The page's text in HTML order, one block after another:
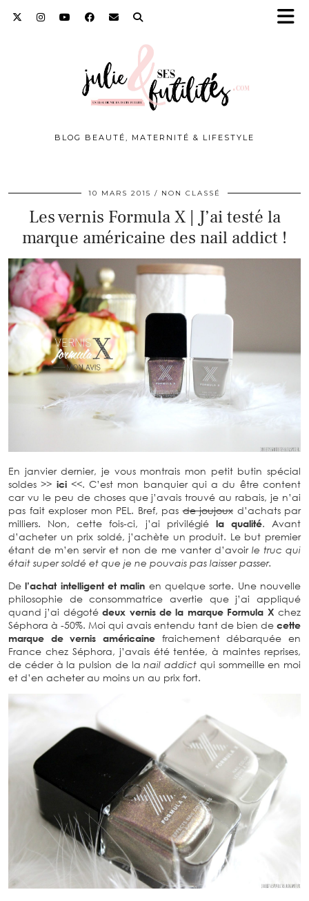
BLOG BEAUTÉ, MATERNITÉ & LIFESTYLE
10 MARS 2015 NON CLASSÉ
Les vernis Formula X | J’ai testé la
marque américaine des nail addict !
En janvier dernier, je vous montrais mon petit butin spécial
soldes >> ici<<. C’est mon banquier qui a du être content
car vu le peu de choses que j’avais trouvé au rabais, je n’ai
pas fait exploser mon PEL. Bref, pasde joujoux d’achats par
milliers. Non, cette fois-ci, j’ai privilégié la qualité. Avant
d’acheter un prix soldé, j’achète un produit. Le but premier
étant de m’en servir et non de me vanter d’avoir le truc qui
était super soldé et que je ne pouvais pas laisser passer.
Del’achat intelligent et malin en quelque sorte. Une nouvelle
philosophie de consommatrice avertie que j’ai appliqué
quand j’ai dégotédeux vernis de la marque Formula X chez
Séphora à -50%. Moi qui avais entendu tant de bien de cette
marque de vernis américaine fraichement débarquée en
France chez Séphora, j’avais été tentée, à maintes reprises,
de céder à la pulsion de lanail addict qui sommeille en moi
et d’en acheter au moins un au prix fort.